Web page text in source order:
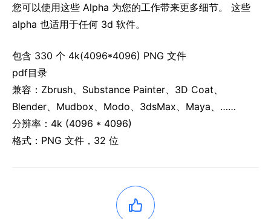
您可以使用这些 Alpha 为您的工作带来更多细节。 这些
alpha 也适用于任何 3d 软件。
包含 330 个 4k(4096*4096) PNG 文件
pdf目录
兼容：Zbrush、Substance Painter、3D Coat、
Blender、Mudbox、Modo、3dsMax、Maya、……
分辨率：4k (4096 * 4096)
格式：PNG 文件，32 位